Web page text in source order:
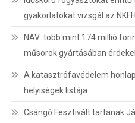
gyakorlatokat vizsgál az NKFH
NAV: több mint 174 millió
műsorok gyártásában
A katasztrófavédelem
helyiségek listája
Csángó Fesztivált tartanak